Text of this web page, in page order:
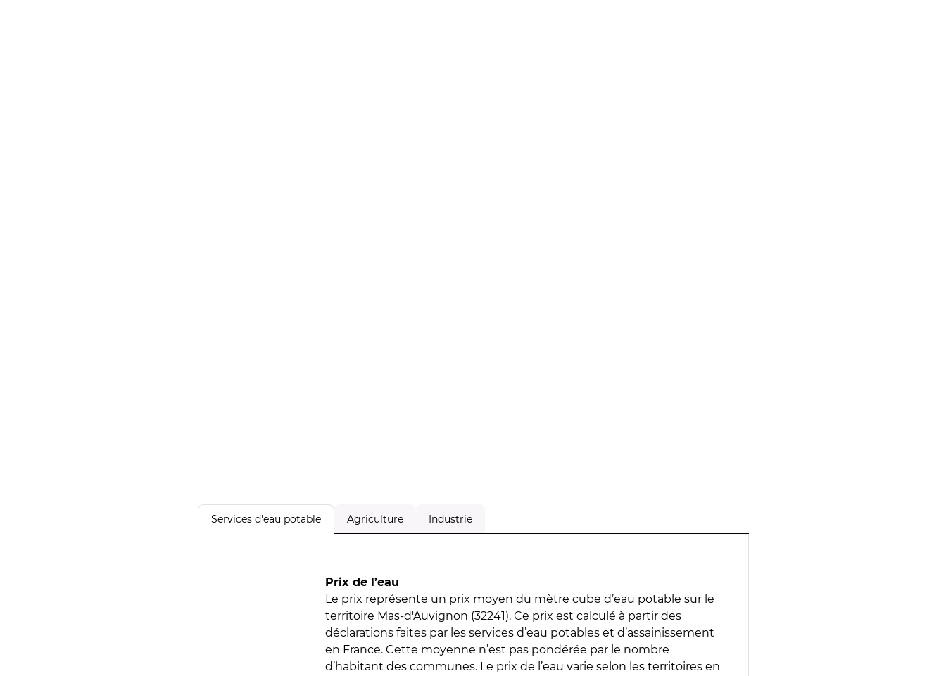
Services d'eau potable Agriculture Industrie
Prix de l’eau
Le prix représente un prix moyen du mètre cube d’eau potable sur le
territoire Mas-d'Auvignon (32241). Ce prix est calculé à partir des
déclarations faites par les services d’eau potables et d’assainissement
en France. Cette moyenne n’est pas pondérée par le nombre
d’habitant des communes. Le prix de l’eau varie selon les territoires en